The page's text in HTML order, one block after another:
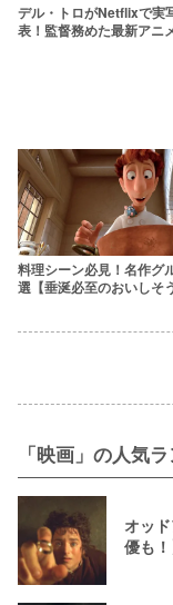
デル・トロがNetflixで実
表！監督務めた最新アニ
料理シーン必見！名作グ
選【垂涎必至のおいしそ
「映画」の人気
オッ
優も！